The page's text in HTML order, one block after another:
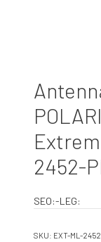
2452-
SEO:-LEG:
SKU: EXT-ML-